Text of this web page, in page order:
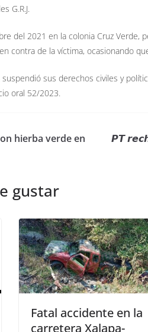
G.R.J.
del 2021 en la colonia Cruz Verde,
contra de la víctima, ocasionando
sus derechos civiles y
oral 52/2023.
hierba verde en
𝙋𝙏
gustar
Fatal accidente en la
carretera Xalapa-